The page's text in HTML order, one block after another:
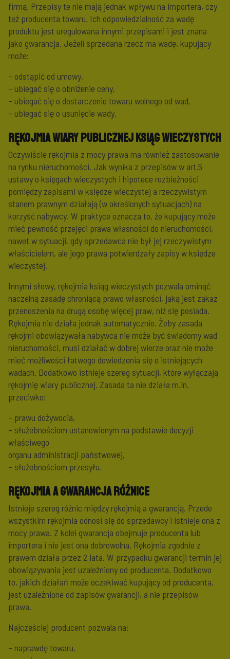
firmą. Przepisy te nie mają jednak wpływu na importera, czy
też producenta towaru. Ich odpowiedzialność za wadę
produktu jest uregulowana innymi przepisami i jest znana
jako gwarancja. Jeżeli sprzedana rzecz ma wadę, kupujący
może:
– odstąpić od umowy,
– ubiegać się o obniżenie ceny,
– ubiegać się o dostarczenie towaru wolnego od wad,
– ubiegać się o usunięcie wady.
Rękojmia wiary publicznej ksiąg wieczystych
Oczywiście rękojmia z mocy prawa ma również zastosowanie
na rynku nieruchomości. Jak wynika z przepisów w art.5
ustawy o księgach wieczystych i hipotece rozbieżności
pomiędzy zapisami w księdze wieczystej a rzeczywistym
stanem prawnym działają (w określonych sytuacjach) na
korzyść nabywcy. W praktyce oznacza to, że kupujący może
mieć pewność przejęci prawa własności do nieruchomości,
nawet w sytuacji, gdy sprzedawca nie był jej rzeczywistym
właścicielem, ale jego prawa potwierdzały zapisy w księdze
wieczystej.
Innymi słowy, rękojmia ksiąg wieczystych pozwala ominąć
naczelną zasadę chroniącą prawo własności, jaką jest zakaz
przenoszenia na drugą osobę więcej praw, niż się posiada.
Rękojmia nie działa jednak automatycznie. Żeby zasada
rękojmi obowiązywała nabywca nie może być świadomy wad
nieruchomości, musi działać w dobrej wierze oraz nie może
mieć możliwości łatwego dowiedzenia się o istniejących
wadach. Dodatkowo istnieje szereg sytuacji, które wyłączają
rękojmię wiary publicznej. Zasada ta nie działa m.in.
przeciwko:
– prawu dożywocia,
– służebnościom ustanowionym na podstawie decyzji
właściwego
organu administracji państwowej,
– służebnościom przesyłu.
Rękojmia a gwarancja różnice
Istnieje szereg różnic między rękojmią a gwarancją. Przede
wszystkim rękojmia odnosi się do sprzedawcy i istnieje ona z
mocy prawa. Z kolei gwarancja obejmuje producenta lub
importera i nie jest ona dobrowolna. Rękojmia zgodnie z
prawem działa przez 2 lata. W przypadku gwarancji termin jej
obowiązywania jest uzależniony od producenta. Dodatkowo
to, jakich działań może oczekiwać kupujący od producenta,
jest uzależnione od zapisów gwarancji, a nie przepisów
prawa.
Najczęściej producent pozwala na:
– naprawdę towaru,